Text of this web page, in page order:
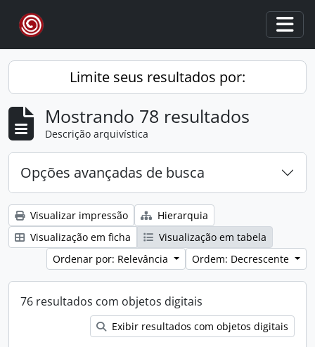
Skip to main content
Limite seus resultados por:
Mostrando 78 resultados
Descrição arquivística
Opções avançadas de busca
Visualizar impressão
Hierarquia
Visualização em ficha
Visualização em tabela
Ordenar por: Relevância
Ordem: Decrescente
76 resultados com objetos digitais
Exibir resultados com objetos digitais